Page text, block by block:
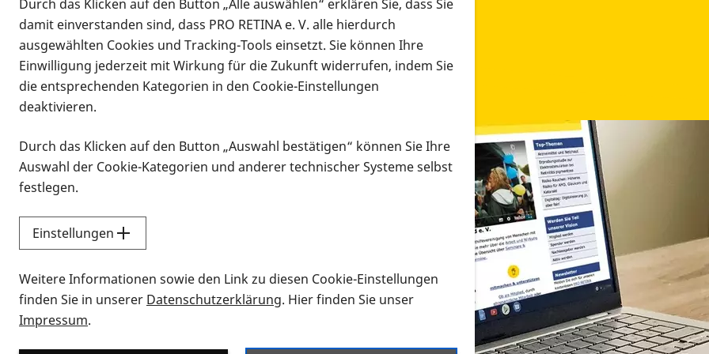
Infomaterial
Infomaterial
Vorlesen
Alle Infomaterialien in verschiedenen Formaten an
Sie möchten wissen, wie Sie nach Infonmaterial suchen und dieses bestellen bzw. herunterladen
Durch das Klicken auf den Button „Alle auswählen“ erklären Sie, dass Sie
damit einverstanden sind, dass PRO RETINA e. V. alle hierdurch
ausgewählten Cookies und Tracking-Tools einsetzt. Sie können Ihre
Einwilligung jederzeit mit Wirkung für die Zukunft widerrufen, indem Sie
die entsprechenden Kategorien in den Cookie-Einstellungen
deaktivieren.
Durch das Klicken auf den Button „Auswahl bestätigen“ können Sie Ihre
Auswahl der Cookie-Kategorien und anderer technischer Systeme selbst
festlegen.
Einstellungen
Weitere Informationen sowie den Link zu diesen Cookie-Einstellungen
finden Sie in unserer Datenschutzerklärung. Hier finden Sie unser
Impressum.